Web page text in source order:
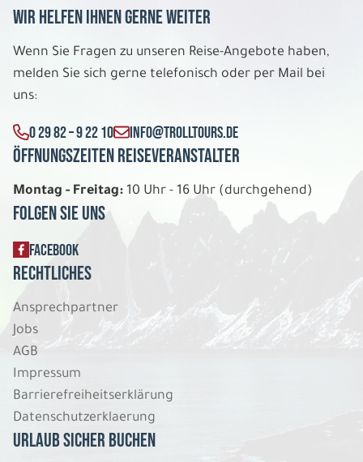
Wir helfen Ihnen gerne weiter
Wenn Sie Fragen zu unseren Reise-Angebote haben,
melden Sie sich gerne telefonisch oder per Mail bei
uns:
0 29 82 – 9 22 10 INFO@TROLLTOURS.DE
Öffnungszeiten Reiseveranstalter
Montag - Freitag: 10 Uhr - 16 Uhr (durchgehend)
Folgen Sie uns
FACEBOOK
Rechtliches
Ansprechpartner
Jobs
AGB
Impressum
Barrierefreiheitserklärung
Datenschutzerklaerung
Urlaub sicher buchen